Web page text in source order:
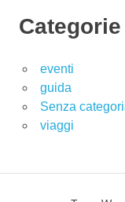
Categorie
eventi
guida
Senza
viaggi